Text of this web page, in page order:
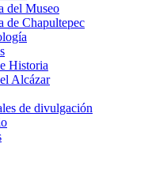
del Museo
de Chapultepec
Historia
Alcázar
de divulgación